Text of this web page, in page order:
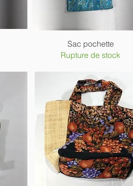
Aperçu rapide
Sac pochette
Rupture de stock